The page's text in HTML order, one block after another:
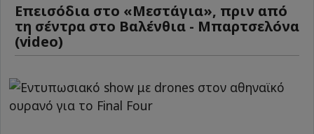
Επεισόδια στο «Μεστάγια», πριν από
τη σέντρα στο Βαλένθια - Μπαρτσελόνα
(video)